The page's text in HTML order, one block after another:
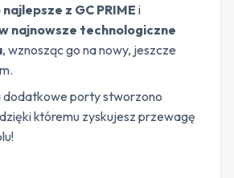
z GC PRIME i
najnowsze technologiczne
, wznosząc go na nowy, jeszcze
dodatkowe porty stworzono
któremu zyskujesz przewagę